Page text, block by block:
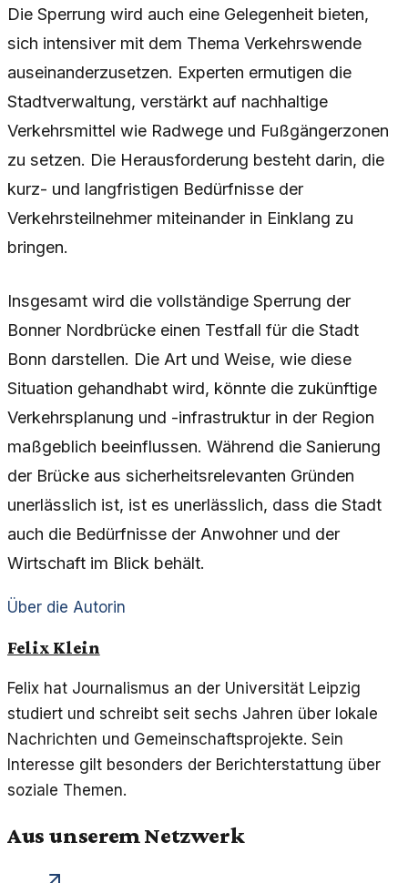
Die Sperrung wird auch eine Gelegenheit bieten,
sich intensiver mit dem Thema Verkehrswende
auseinanderzusetzen. Experten ermutigen die
Stadtverwaltung, verstärkt auf nachhaltige
Verkehrsmittel wie Radwege und Fußgängerzonen
zu setzen. Die Herausforderung besteht darin, die
kurz- und langfristigen Bedürfnisse der
Verkehrsteilnehmer miteinander in Einklang zu
bringen.
Insgesamt wird die vollständige Sperrung der
Bonner Nordbrücke einen Testfall für die Stadt
Bonn darstellen. Die Art und Weise, wie diese
Situation gehandhabt wird, könnte die zukünftige
Verkehrsplanung und -infrastruktur in der Region
maßgeblich beeinflussen. Während die Sanierung
der Brücke aus sicherheitsrelevanten Gründen
unerlässlich ist, ist es unerlässlich, dass die Stadt
auch die Bedürfnisse der Anwohner und der
Wirtschaft im Blick behält.
Über die Autorin
Felix Klein
Felix hat Journalismus an der Universität Leipzig
studiert und schreibt seit sechs Jahren über lokale
Nachrichten und Gemeinschaftsprojekte. Sein
Interesse gilt besonders der Berichterstattung über
soziale Themen.
Aus unserem Netzwerk